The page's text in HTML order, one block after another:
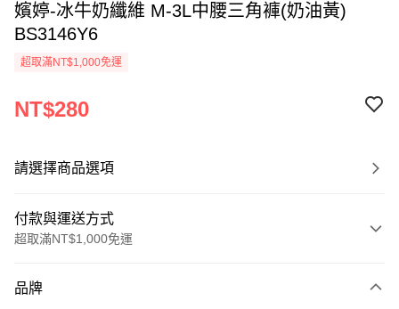
嬪婷-冰牛奶纖維 M-3L中腰三角褲(奶油黃)
BS3146Y6
超取滿NT$1,000免運
NT$280
請選擇商品選項
付款與運送方式
超取滿NT$1,000免運
信用卡一次付款
品牌